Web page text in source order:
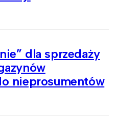
dla sprzedaży
nieprosumentów